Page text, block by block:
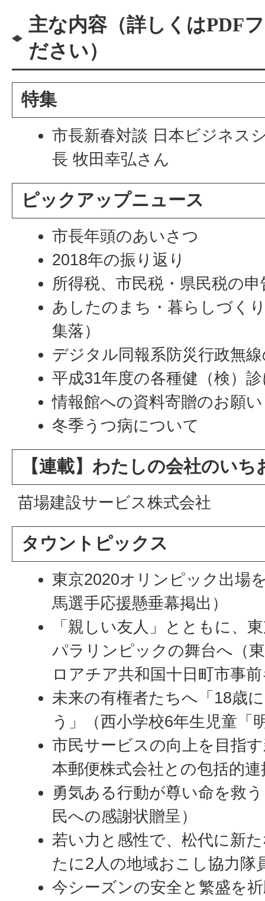
主な内容（詳しくはPDF
ださい）
特集
市長新春対談 日本ビジネス
長 牧田幸弘さん
ピックアップニュース
市長年頭のあいさつ
2018年の振り返り
所得税、市民税・県民税の
あしたのまち・暮らしづく
集落）
デジタル同報系防災行政無
平成31年度の各種健（検）
情報館への資料寄贈のお願い
冬季うつ病について
【連載】わたしの会社のい
苗場建設サービス株式会社
タウントピックス
東京2020オリンピック出場
馬選手応援懸垂幕掲出）
「親しい友人」とともに、
パラリンピックの舞台へ（
ロアチア共和国十日町市事
未来の有権者たちへ「18歳
う」（西小学校6年生児童「
市民サービスの向上を目指
本郵便株式会社との包括的
勇気ある行動が尊い命を救
民への感謝状贈呈）
若い力と感性で、松代に新
たに2人の地域おこし協力隊
今シーズンの安全と繁盛を